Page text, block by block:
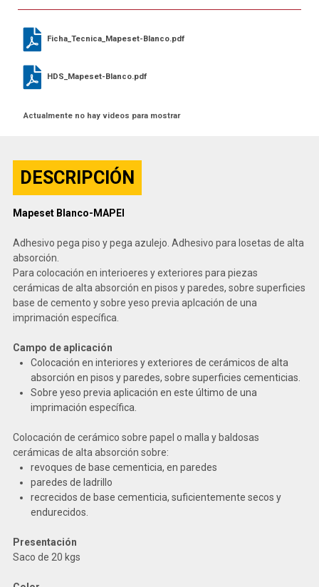
Ficha_Tecnica_Mapeset-Blanco.pdf
HDS_Mapeset-Blanco.pdf
Actualmente no hay videos para mostrar
DESCRIPCIÓN
Mapeset Blanco-MAPEI
Adhesivo pega piso y pega azulejo. Adhesivo para losetas de alta
absorción.
Para colocación en interioeres y exteriores para piezas
cerámicas de alta absorción en pisos y paredes, sobre superficies
base de cemento y sobre yeso previa aplcación de una
imprimación específica.
Campo de aplicación
Colocación en interiores y exteriores de cerámicos de alta
absorción en pisos y paredes, sobre superficies cementicias.
Sobre yeso previa aplicación en este último de una
imprimación específica.
Colocación de cerámico sobre papel o malla y baldosas
cerámicas de alta absorción sobre:
revoques de base cementicia, en paredes
paredes de ladrillo
recrecidos de base cementicia, suficientemente secos y
endurecidos.
Presentación
Saco de 20 kgs